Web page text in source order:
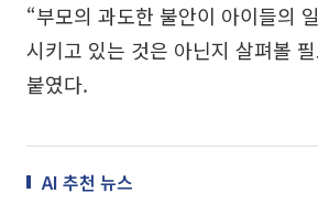
“부모의 과도한 불안이 아이들의
시키고 있는 것은 아닌지 살펴볼
붙였다.
AI 추천 뉴스